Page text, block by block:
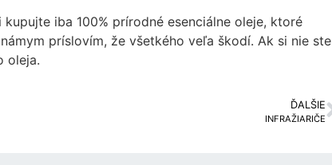
iba 100% prírodné esenciálne oleje, ktoré
príslovím, že všetkého veľa škodí. Ak si nie ste
oleja.
ĎALŠIE
INFRAŽIARIČE
Sú
pre